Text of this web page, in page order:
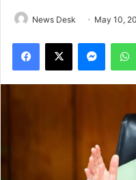
News Desk May 10,
Facebook
X